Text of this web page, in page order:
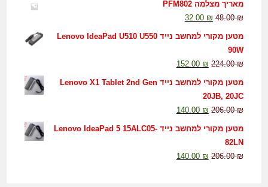
מאריך מצלמה PFM802
48.00₪
32.00 ₪
מטען מקורי למחשב נייד Lenovo IdeaPad U510 U550
90W
224.00₪
152.00 ₪
מטען מקורי למחשב נייד Lenovo X1 Tablet 2nd Gen
20JB, 20JC
206.00₪
140.00 ₪
מטען מקורי למחשב נייד Lenovo IdeaPad 5 15ALC05-
82LN
206.00₪
140.00 ₪